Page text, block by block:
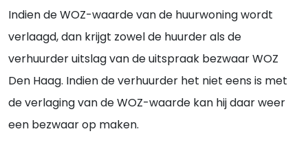
Indien de WOZ-waarde van de huurwoning wordt
verlaagd, dan krijgt zowel de huurder als de
verhuurder uitslag van de uitspraak bezwaar WOZ
Den Haag. Indien de verhuurder het niet eens is met
de verlaging van de WOZ-waarde kan hij daar weer
een bezwaar op maken.